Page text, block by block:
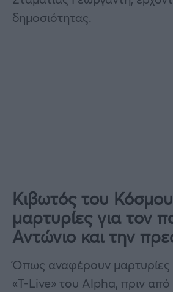
δημοσιότητας.
Κιβωτός του
μαρτυρίες για τον
Αντώνιο και την
Όπως αναφέρουν μαρτυρίες
«T-Live» του Alpha, πριν από